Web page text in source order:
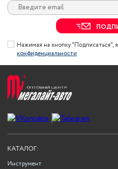
Нажимая на кнопку "Подписаться",
конфиденциальности
КАТАЛОГ:
Инструмент